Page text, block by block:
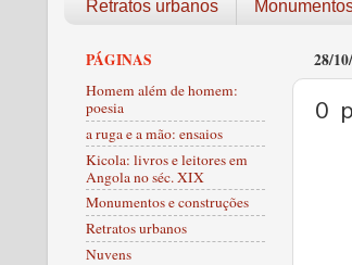
Retratos urbanos
28/
O
PÁGINAS
Homem além de homem:
poesia
a ruga e a mão: ensaios
Kicola: livros e leitores em
Angola no séc. XIX
Monumentos e construções
Retratos urbanos
Nuvens